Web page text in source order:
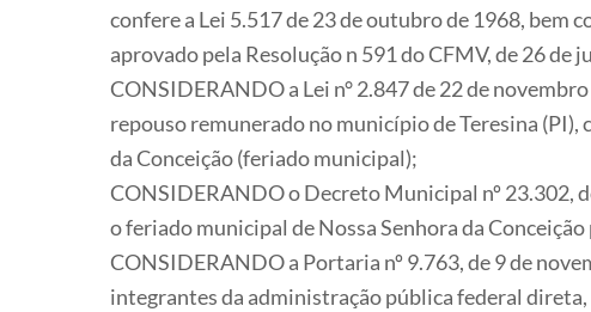
confere a Lei 5.517 de 23 de outubro de 1968, bem
aprovado pela Resolução n 591 do CFMV, de 26 de
CONSIDERANDO a Lei n° 2.847 de 22 de
repouso remunerado no município de Teresina (PI),
da Conceição (feriado municipal);
CONSIDERANDO o Decreto Municipal nº 23.302,
o feriado municipal de Nossa Senhora da
CONSIDERANDO a Portaria nº 9.763, de 9 de
integrantes da administração pública federal